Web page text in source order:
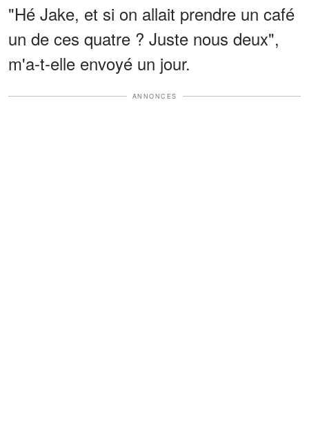
"Hé Jake, et si on allait prendre un café
un de ces quatre ? Juste nous deux",
m'a-t-elle envoyé un jour.
ANNONCES